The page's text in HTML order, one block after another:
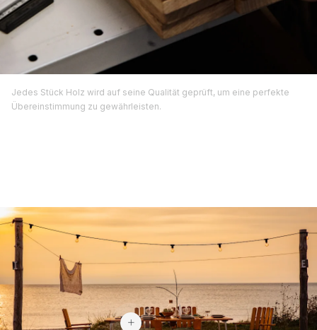
Jedes Stück Holz wird auf seine Qualität geprüft, um eine perfekte
Übereinstimmung zu gewährleisten.
2.219 €
629 €